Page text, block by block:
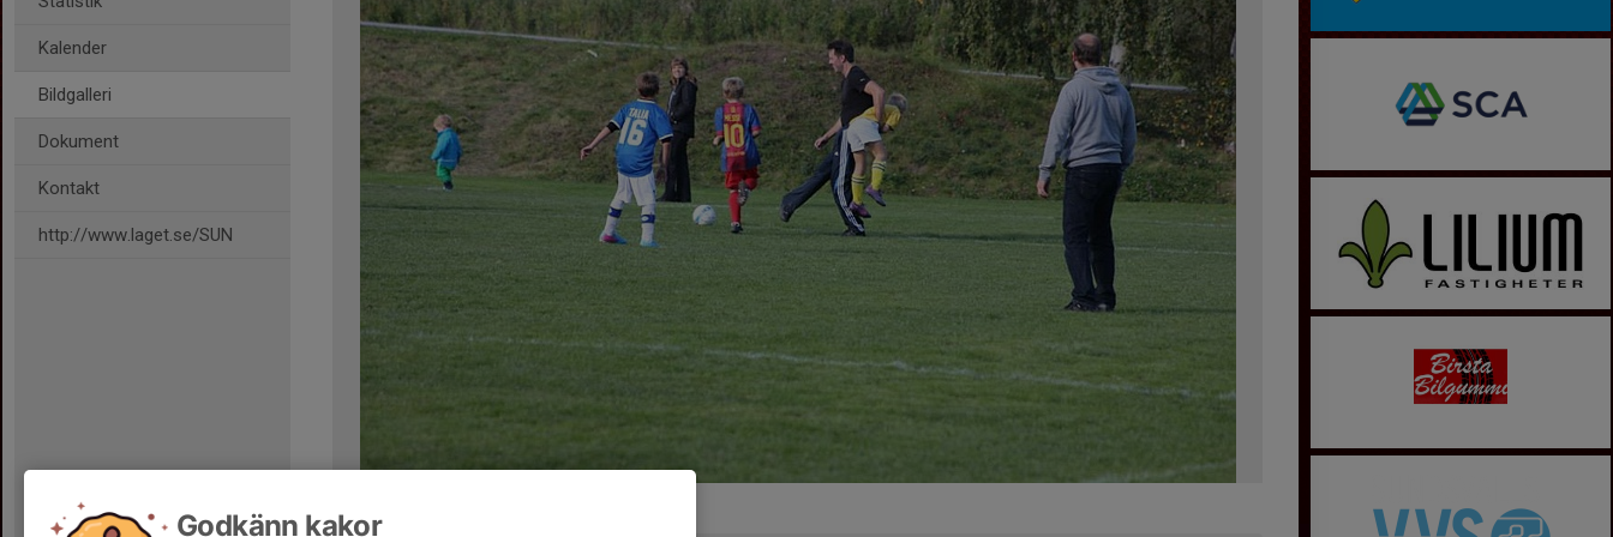
Kalender
Bildgalleri
Dokument
Kontakt
http://www.laget.se/SUN
Kommentarer
Godkänn kakor